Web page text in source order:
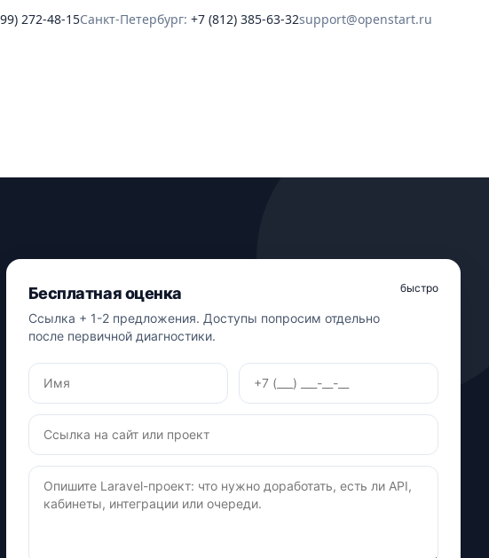
272-48-15Санкт-Петербург: +7 (812) 385-63-32support@openstart.ru
Бесплатная оценка
Ссылка + 1-2 предложения. Доступы попросим отдельно
после первичной диагностики.
быстро